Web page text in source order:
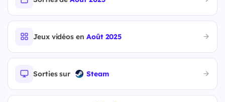
Jeux vidéos en Août 2025
Sorties sur Steam